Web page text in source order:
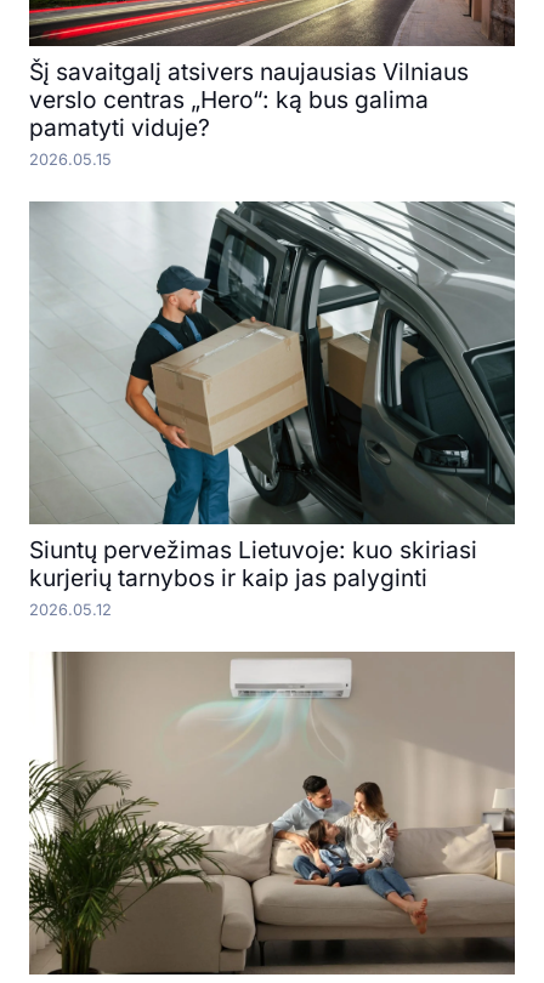
Šį savaitgalį atsivers naujausias Vilniaus
verslo centras „Hero“: ką bus galima
pamatyti viduje?
2026.05.15
Siuntų pervežimas Lietuvoje: kuo skiriasi
kurjerių tarnybos ir kaip jas palyginti
2026.05.12